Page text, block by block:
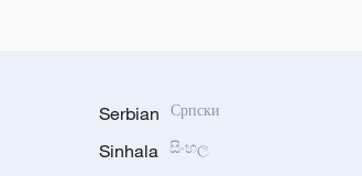
Serbian Српски
Sinhala සිංහල